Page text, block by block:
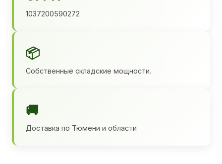
1037200590272
📦
Собственные складские мощности.
🚚
Доставка по Тюмени и области